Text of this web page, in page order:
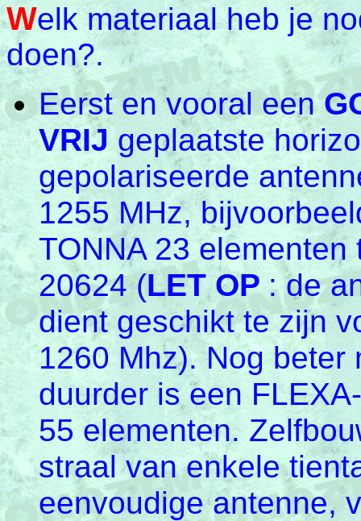
Welk materiaal heb je
doen?.
Eerst en vooral een
VRIJ geplaatste
gepolariseerde
1255 MHz,
TONNA 23 elementen
20624 (LET OP : de
dient geschikt te zijn
1260 Mhz). Nog beter
duurder is een
55 elementen.
straal van enkele
eenvoudige antenne,